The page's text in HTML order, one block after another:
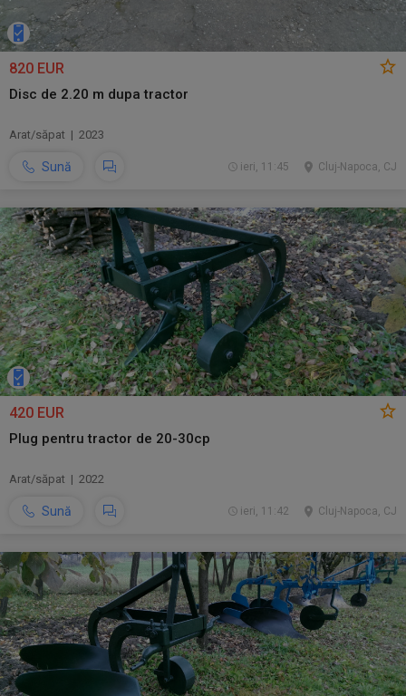
820 EUR
Disc de 2.20 m dupa tractor
Arat/săpat | 2023
Sună Cluj-Napoca, CJ
ieri, 11:45
420 EUR
Plug pentru tractor de 20-30cp
Arat/săpat | 2022
Sună Cluj-Napoca, CJ
ieri, 11:42